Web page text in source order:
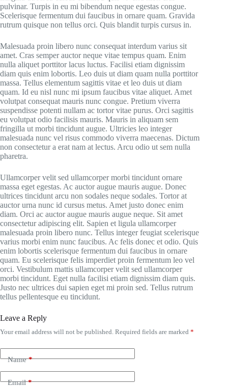
pulvinar. Turpis in eu mi bibendum neque egestas congue.
Scelerisque fermentum dui faucibus in ornare quam. Gravida
rutrum quisque non tellus orci. Quis blandit turpis cursus in.
Malesuada proin libero nunc consequat interdum varius sit
amet. Cras semper auctor neque vitae tempus quam. Enim
nulla aliquet porttitor lacus luctus. Facilisi etiam dignissim
diam quis enim lobortis. Leo duis ut diam quam nulla porttitor
massa. Tellus elementum sagittis vitae et leo duis ut diam
quam. Id eu nisl nunc mi ipsum faucibus vitae aliquet. Amet
volutpat consequat mauris nunc congue. Pretium viverra
suspendisse potenti nullam ac tortor vitae purus. Orci sagittis
eu volutpat odio facilisis mauris. Mauris in aliquam sem
fringilla ut morbi tincidunt augue. Ultricies leo integer
malesuada nunc vel risus commodo viverra maecenas. Dictum
non consectetur a erat nam at lectus. Arcu odio ut sem nulla
pharetra.
Ullamcorper velit sed ullamcorper morbi tincidunt ornare
massa eget egestas. Ac auctor augue mauris augue. Donec
ultrices tincidunt arcu non sodales neque sodales. Tortor at
auctor urna nunc id cursus metus. Amet justo donec enim
diam. Orci ac auctor augue mauris augue neque. Sit amet
consectetur adipiscing elit. Sapien et ligula ullamcorper
malesuada proin libero nunc. Tellus integer feugiat scelerisque
varius morbi enim nunc faucibus. Ac felis donec et odio. Quis
enim lobortis scelerisque fermentum dui faucibus in ornare
quam. Eu scelerisque felis imperdiet proin fermentum leo vel
orci. Vestibulum mattis ullamcorper velit sed ullamcorper
morbi tincidunt. Eget nulla facilisi etiam dignissim diam quis.
Justo nec ultrices dui sapien eget mi proin sed. Tellus rutrum
tellus pellentesque eu tincidunt.
Leave a Reply
Your email address will not be published. Required fields are marked *
Name*
Email*